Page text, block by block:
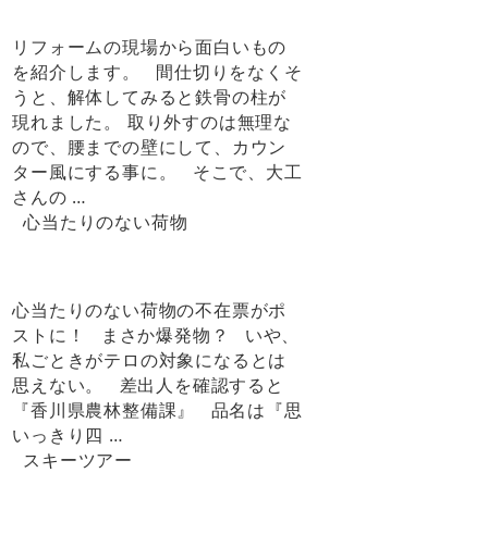
リフォームの現場から面白いもの
を紹介します。 間仕切りをなくそ
うと、解体してみると鉄骨の柱が
現れました。 取り外すのは無理な
ので、腰までの壁にして、カウン
ター風にする事に。 そこで、大工
さんの …
心当たりのない荷物
心当たりのない荷物の不在票がポ
ストに！ まさか爆発物？ いや、
私ごときがテロの対象になるとは
思えない。 差出人を確認すると
『香川県農林整備課』 品名は『思
いっきり四 …
スキーツアー